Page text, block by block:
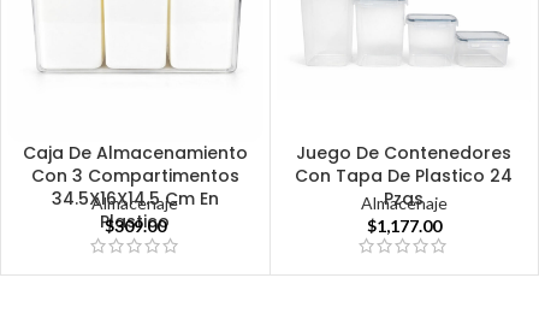
Caja De Almacenamiento
Con 3 Compartimentos
34.5X16X14.5 Cm En
Plastico
Almacenaje
$309.00
Juego De Contenedores
Con Tapa De Plastico 24
Pzas
Almacenaje
$1,177.00